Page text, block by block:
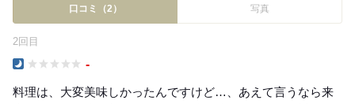
口コミ（2） 写真
2回目
-
料理は、大変美味しかったんですけど…、あえて言うなら来